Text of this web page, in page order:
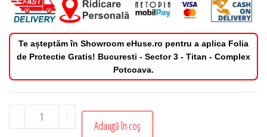
Te așteptăm în Showroom eHuse.ro pentru a aplica Folia
de Protectie Gratis! Bucuresti - Sector 3 - Titan - Complex
Potcoava.
-
Cantitate
Folie
+
Adaugă în coș